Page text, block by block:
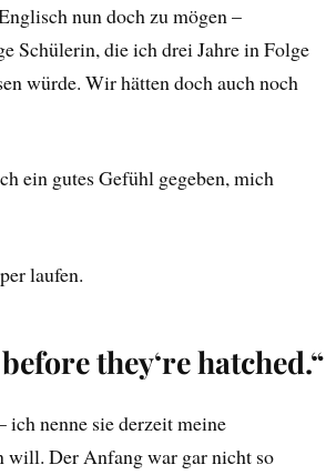
nun doch zu mögen –
Schülerin, die ich drei Jahre in Folge
würde. Wir hätten doch auch noch
ein gutes Gefühl gegeben, mich
laufen.
they‘re hatched.“
ich nenne sie derzeit meine
will. Der Anfang war gar nicht so